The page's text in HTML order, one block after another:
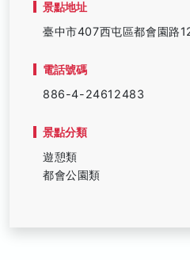
景點地址
臺中市407西屯區都會園路
電話號碼
886-4-24612483
景點分類
遊憩類
都會公園類